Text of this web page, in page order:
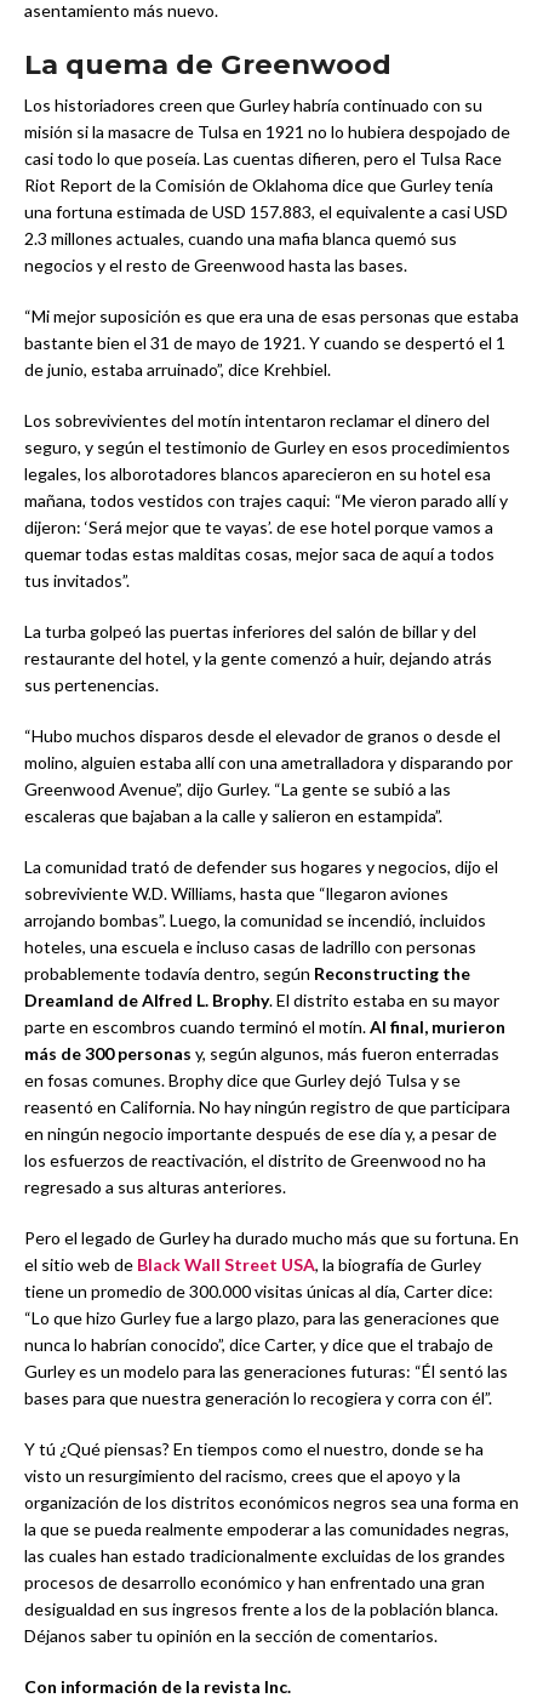
asentamiento más nuevo.
La quema de Greenwood
Los historiadores creen que Gurley habría continuado con su
misión si la masacre de Tulsa en 1921 no lo hubiera despojado de
casi todo lo que poseía. Las cuentas difieren, pero el Tulsa Race
Riot Report de la Comisión de Oklahoma dice que Gurley tenía
una fortuna estimada de USD 157.883, el equivalente a casi USD
2.3 millones actuales, cuando una mafia blanca quemó sus
negocios y el resto de Greenwood hasta las bases.
“Mi mejor suposición es que era una de esas personas que estaba
bastante bien el 31 de mayo de 1921. Y cuando se despertó el 1
de junio, estaba arruinado”, dice Krehbiel.
Los sobrevivientes del motín intentaron reclamar el dinero del
seguro, y según el testimonio de Gurley en esos procedimientos
legales, los alborotadores blancos aparecieron en su hotel esa
mañana, todos vestidos con trajes caqui: “Me vieron parado allí y
dijeron: ‘Será mejor que te vayas’. de ese hotel porque vamos a
quemar todas estas malditas cosas, mejor saca de aquí a todos
tus invitados”.
La turba golpeó las puertas inferiores del salón de billar y del
restaurante del hotel, y la gente comenzó a huir, dejando atrás
sus pertenencias.
“Hubo muchos disparos desde el elevador de granos o desde el
molino, alguien estaba allí con una ametralladora y disparando por
Greenwood Avenue”, dijo Gurley. “La gente se subió a las
escaleras que bajaban a la calle y salieron en estampida”.
La comunidad trató de defender sus hogares y negocios, dijo el
sobreviviente W.D. Williams, hasta que “llegaron aviones
arrojando bombas”. Luego, la comunidad se incendió, incluidos
hoteles, una escuela e incluso casas de ladrillo con personas
probablemente todavía dentro, según Reconstructing the
Dreamland de Alfred L. Brophy. El distrito estaba en su mayor
parte en escombros cuando terminó el motín.Al final, murieron
más de 300 personas y, según algunos, más fueron enterradas
en fosas comunes. Brophy dice que Gurley dejó Tulsa y se
reasentó en California. No hay ningún registro de que participara
en ningún negocio importante después de ese día y, a pesar de
los esfuerzos de reactivación, el distrito de Greenwood no ha
regresado a sus alturas anteriores.
Pero el legado de Gurley ha durado mucho más que su fortuna. En
el sitio web de Black Wall Street USA, la biografía de Gurley
tiene un promedio de 300.000 visitas únicas al día, Carter dice:
“Lo que hizo Gurley fue a largo plazo, para las generaciones que
nunca lo habrían conocido”, dice Carter, y dice que el trabajo de
Gurley es un modelo para las generaciones futuras: “Él sentó las
bases para que nuestra generación lo recogiera y corra con él”.
Y tú ¿Qué piensas? En tiempos como el nuestro, donde se ha
visto un resurgimiento del racismo, crees que el apoyo y la
organización de los distritos económicos negros sea una forma en
la que se pueda realmente empoderar a las comunidades negras,
las cuales han estado tradicionalmente excluidas de los grandes
procesos de desarrollo económico y han enfrentado una gran
desigualdad en sus ingresos frente a los de la población blanca.
Déjanos saber tu opinión en la sección de comentarios.
Con información de la revista Inc.